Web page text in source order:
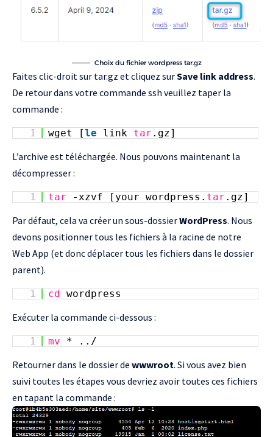
Choix du fichier wordpress tar.gz
Faites clic-droit sur tar.gz et cliquez surSave link address.
De retour dans votre commande ssh veuillez taper la
commande :
1 wget [le link tar .gz]
L’archive est téléchargée. Nous pouvons maintenant la
décompresser :
1 tar -xzvf [your wordpress. tar .gz]
Par défaut, cela va créer un sous-dossierWordPress. Nous
devons positionner tous les fichiers à la racine de notre
Web App (et donc déplacer tous les fichiers dans le dossier
parent).
1 cd wordpress
Exécuter la commande ci-dessous :
1 mv * ../
Retourner dans le dossier de wwwroot. Si vous avez bien
suivi toutes les étapes vous devriez avoir toutes ces fichiers
en tapant la commande :